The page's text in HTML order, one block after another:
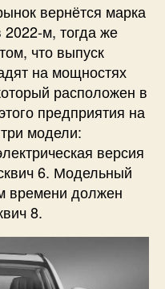
вернётся марка
2022-м, тогда же
что выпуск
на мощностях
расположен в
предприятия на
модели:
версия
6. Модельный
времени должен
8.